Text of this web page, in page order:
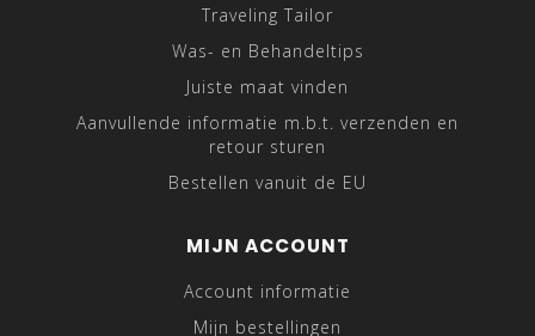
Traveling Tailor
Was- en Behandeltips
Juiste maat vinden
Aanvullende informatie m.b.t. verzenden en
retour sturen
Bestellen vanuit de EU
MIJN ACCOUNT
Account informatie
Mijn bestellingen